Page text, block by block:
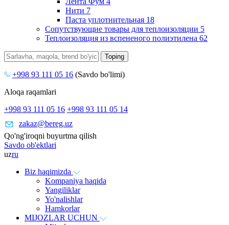
Нити 7
Паста уплотнительная 18
Сопутствующие товары для теплоизоляции 5
Теплоизоляция из вспененого полиэтилена 62
+998 93 111 05 16 (Savdo bo'limi)
Aloqa raqamlari
+998 93 111 05 16 +998 93 111 05 14
zakaz@bereg.uz
Qo'ng'iroqni buyurtma qilish
Savdo ob'ektlari
uzru
Biz haqimizda
Kompaniya haqida
Yangiliklar
Yo'nalishlar
Hamkorlar
MIJOZLAR UCHUN